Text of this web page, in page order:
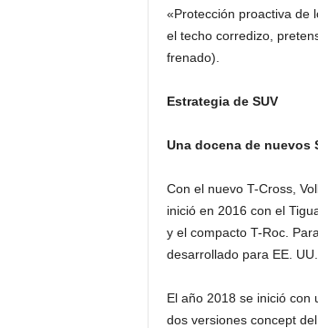
«Protección proactiva de
el techo corredizo,
frenado).
Estrategia de SUV
Una docena de nuevos
Con el nuevo T-Cross,
inició en 2016 con el
y el compacto T-Roc.
desarrollado para EE.
El año 2018 se inició con
dos versiones concept